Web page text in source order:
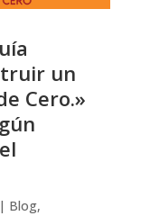
un
Cero.»
Blog,